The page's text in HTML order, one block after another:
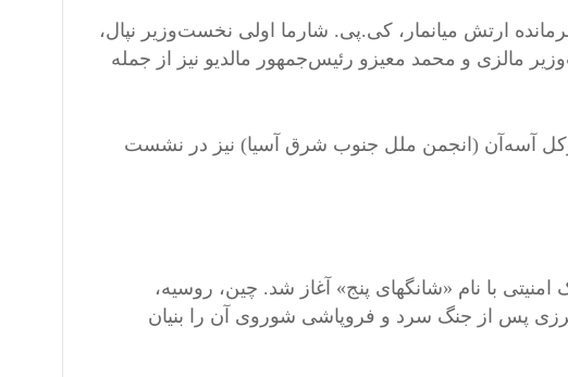
ارتش میانمار، کی.پی. شارما اولی نخست‌وزیر نپال،
مالزی و محمد معیزو رئیس‌جمهور مالدیو نیز از جمله
آسه‌آن (انجمن ملل جنوب شرق آسیا) نیز در نشست
سال ۱۹۹۶ به‌عنوان یک بلوک امنیتی با نام «شانگهای پنج» آغاز شد. چین، روسیه،
پس از جنگ سرد و فروپاشی شوروی آن را بنیان